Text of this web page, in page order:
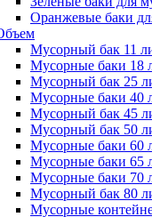
Оранжевые баки
Мусорный бак 11
Мусорные баки 18
Мусорный бак 25
Мусорные баки 40
Мусорный бак 45
Мусорный бак 50
Мусорные баки 60
Мусорные баки 65
Мусорные баки 70
Мусорный бак 80
Мусорные